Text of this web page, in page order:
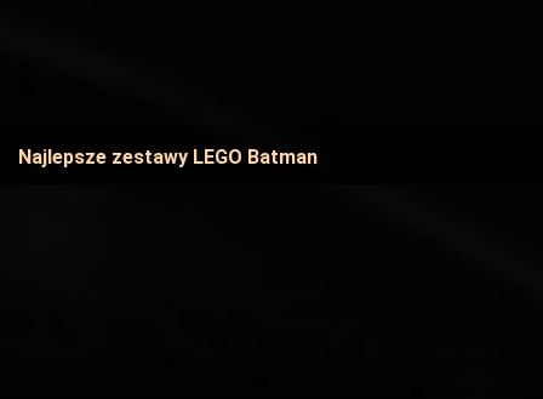
Najlepsze zestawy LEGO Batman